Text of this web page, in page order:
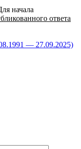
начала
ответа
— 27.09.2025)